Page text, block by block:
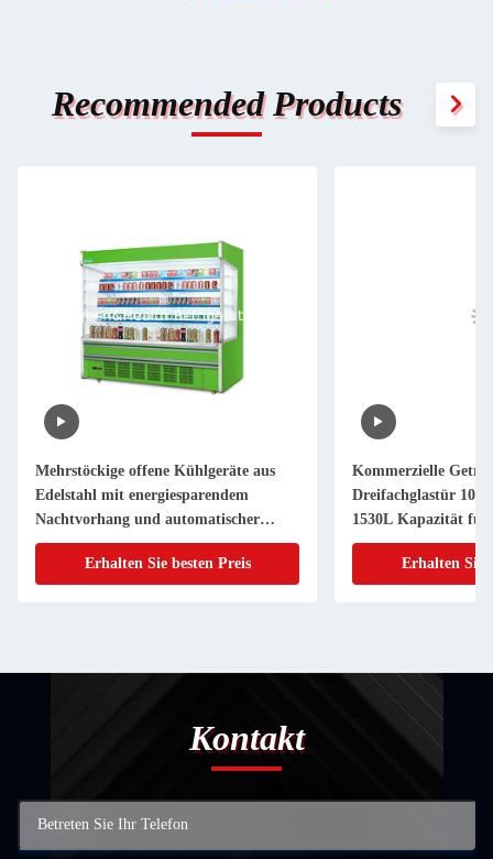
Recommended Products
Mehrstöckige offene Kühlgeräte aus
Edelstahl mit energiesparendem
Nachtvorhang und automatischer
intelligenter Auftaubung für
SupermärkteErhalten Sie besten Preis
Kommerzielle
Dreifachglastür
1530L Kapazität für
Erhalten Sie
Kontakt